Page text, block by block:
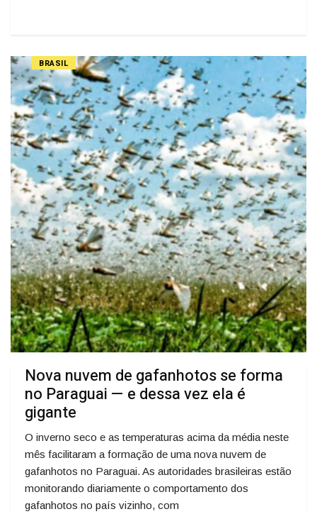
BRASIL
Nova nuvem de gafanhotos se forma
no Paraguai — e dessa vez ela é
gigante
O inverno seco e as temperaturas acima da média neste
mês facilitaram a formação de uma nova nuvem de
gafanhotos no Paraguai. As autoridades brasileiras estão
monitorando diariamente o comportamento dos
gafanhotos no país vizinho, com